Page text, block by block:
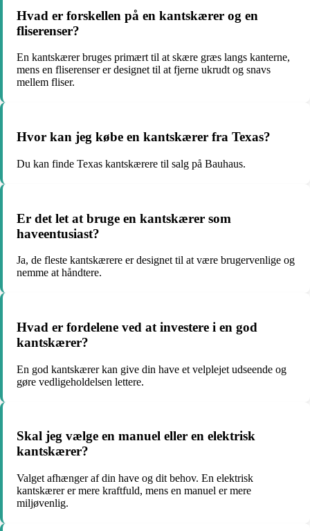
Hvad er forskellen på en kantskærer og en
fliserenser?
En kantskærer bruges primært til at skære græs langs kanterne,
mens en fliserenser er designet til at fjerne ukrudt og snavs
mellem fliser.
Hvor kan jeg købe en kantskærer fra Texas?
Du kan finde Texas kantskærere til salg på Bauhaus.
Er det let at bruge en kantskærer som
haveentusiast?
Ja, de fleste kantskærere er designet til at være brugervenlige og
nemme at håndtere.
Hvad er fordelene ved at investere i en god
kantskærer?
En god kantskærer kan give din have et velplejet udseende og
gøre vedligeholdelsen lettere.
Skal jeg vælge en manuel eller en elektrisk
kantskærer?
Valget afhænger af din have og dit behov. En elektrisk
kantskærer er mere kraftfuld, mens en manuel er mere
miljøvenlig.